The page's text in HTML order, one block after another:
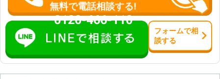
無料で電話相談する!
0120-466-110
フォームで相
談する